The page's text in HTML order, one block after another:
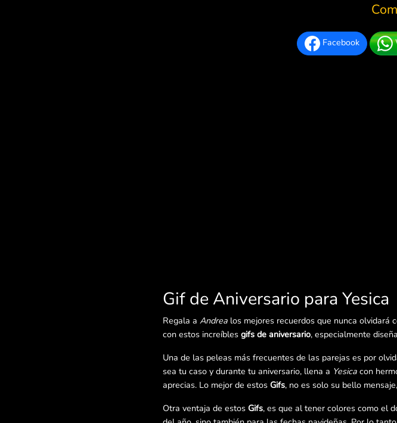
Facebook
Gif de Aniversario para Yesica
Regala a Andrealos mejores recuerdos que nunca olvidará
con estos increíbles gifs de aniversario, especialmente
Una de las peleas más frecuentes de las parejas es por
sea tu caso y durante tu aniversario, llena a Yesicacon
aprecias. Lo mejor de estos Gifs, no es solo su bello
Otra ventaja de estos Gifs, es que al tener colores como el